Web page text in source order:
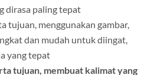
dirasa paling tepat
tujuan, menggunakan gambar,
dan mudah untuk diingat,
yang tepat
tujuan, membuat kalimat yang